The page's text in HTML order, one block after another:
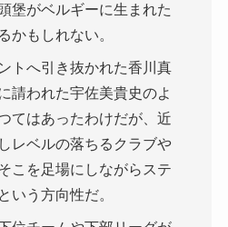
堡がベルギーに生まれた
かもしれない。
トへ引き抜かれた香川真
請われた宇佐美貴史のよ
てはあったわけだが、近
レベルの落ちるクラブや
こを足場にしながらステ
いう方向性だ。